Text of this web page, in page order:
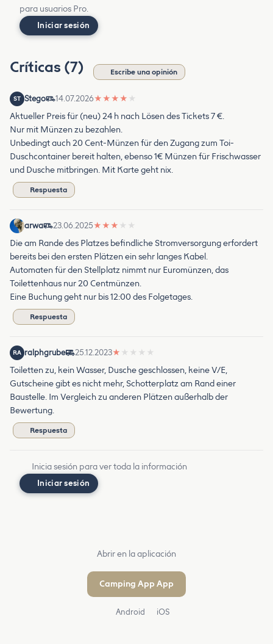
para usuarios Pro.
Iniciar sesión
Críticas (7) Escribe una opinión
ST Stego 14.07.2026★ ★ ★ ★ ★
Aktueller Preis für (neu) 24 h nach Lösen des Tickets 7 €.
Nur mit Münzen zu bezahlen.
Unbedingt auch 20 Cent-Münzen für den Zugang zum Toi-
Duschcontainer bereit halten, ebenso 1€ Münzen für Frischwasser
und Dusche mitbringen. Mit Karte geht nix.
Respuesta
arwa 23.06.2025★ ★ ★ ★ ★
Die am Rande des Platzes befindliche Stromversorgung erfordert
bereits bei den ersten Plätzen ein sehr langes Kabel.
Automaten für den Stellplatz nimmt nur Euromünzen, das
Toilettenhaus nur 20 Centmünzen.
Eine Buchung geht nur bis 12:00 des Folgetages.
Respuesta
RA ralphgrube 25.12.2023★ ★ ★ ★ ★
Toiletten zu, kein Wasser, Dusche geschlossen, keine V/E,
Gutscheine gibt es nicht mehr, Schotterplatz am Rand einer
Baustelle. Im Vergleich zu anderen Plätzen außerhalb der
Bewertung.
Respuesta
Inicia sesión para ver toda la información
Iniciar sesión
Abrir en la aplicación
Camping App App
Android iOS